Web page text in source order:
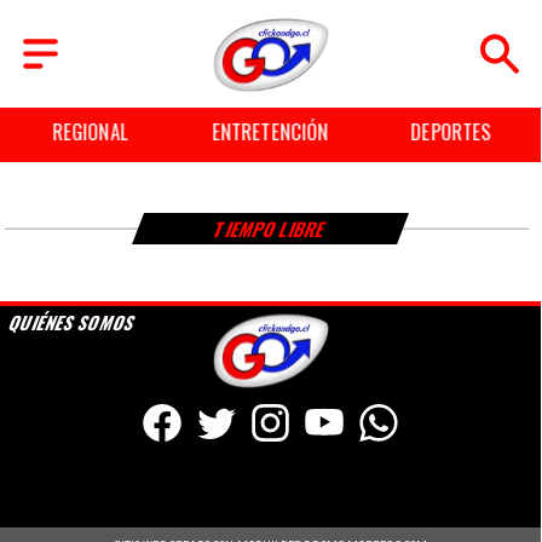
REGIONAL ENTRETENCIÓN DEPORTES
TIEMPO LIBRE
QUIÉNES SOMOS